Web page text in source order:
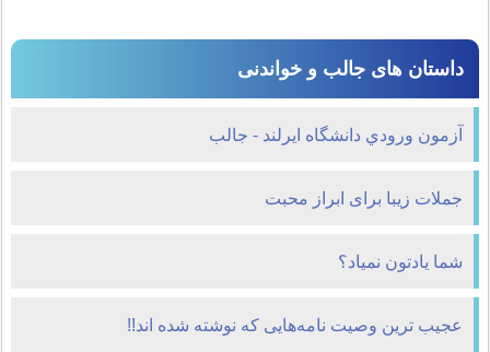
داستان های جالب و خواندنی
آزمون ورودي دانشگاه ايرلند - جالب
جملات زیبا برای ابراز محبت
شما یادتون نمیاد؟
عجيب ترين وصيت نامه‌هایی که نوشته شده اند!!